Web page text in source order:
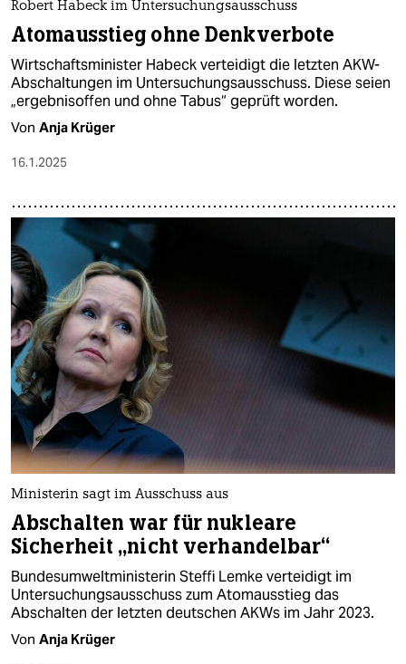
Robert Habeck im Untersuchungsausschuss
Atomausstieg ohne Denkverbote
Wirtschaftsminister Habeck verteidigt die letzten AKW-
Abschaltungen im Untersuchungsausschuss. Diese seien
„ergebnisoffen und ohne Tabus“ geprüft worden.
Von Anja Krüger
16.1.2025
Ministerin sagt im Ausschuss aus
Abschalten war für nukleare
Sicherheit „nicht verhandelbar“
Bundesumweltministerin Steffi Lemke verteidigt im
Untersuchungsausschuss zum Atomausstieg das
Abschalten der letzten deutschen AKWs im Jahr 2023.
Von Anja Krüger